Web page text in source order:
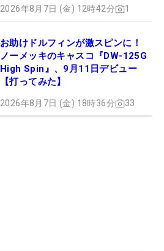
2026年8月7日 (金) 12時42分 1
お助けドルフィンが激スピンに！
ノーメッキのキャスコ『DW-125G
High Spin』、9月11日デビュー
【打ってみた】
2026年8月7日 (金) 18時36分 33